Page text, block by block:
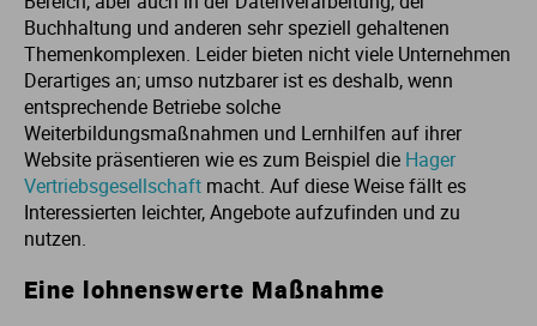
Buchhaltung und anderen sehr speziell gehaltenen
Themenkomplexen. Leider bieten nicht viele Unternehmen
Derartiges an; umso nutzbarer ist es deshalb, wenn
entsprechende Betriebe solche
Weiterbildungsmaßnahmen und Lernhilfen auf ihrer
Website präsentieren wie es zum Beispiel die Hager
Vertriebsgesellschaft macht. Auf diese Weise fällt es
Interessierten leichter, Angebote aufzufinden und zu
nutzen.
Eine lohnenswerte Maßnahme